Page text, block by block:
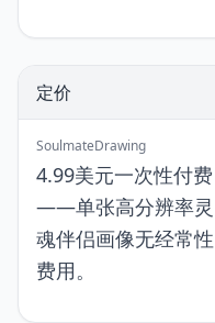
定价
SoulmateDrawing
4.99美元一次性付费
——单张高分辨率灵
魂伴侣画像无经常性
费用。